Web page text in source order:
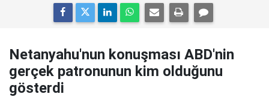
Netanyahu'nun konuşması ABD'nin
gerçek patronunun kim olduğunu
gösterdi